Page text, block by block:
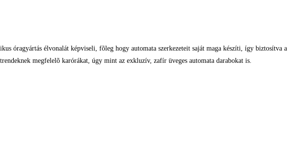
óragyártás élvonalát képviseli, fõleg hogy automata szerkezeteit saját maga készíti, így
megfelelõ karórákat, úgy mint az exkluzív, zafír üveges automata darabokat is.